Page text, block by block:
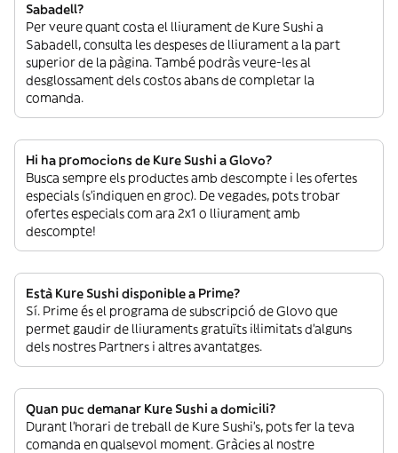
Sabadell?
Per veure quant costa el lliurament de Kure Sushi a
Sabadell, consulta les despeses de lliurament a la part
superior de la pàgina. També podràs veure-les al
desglossament dels costos abans de completar la
comanda.
Hi ha promocions de Kure Sushi a Glovo?
Busca sempre els productes amb descompte i les ofertes
especials (s’indiquen en groc). De vegades, pots trobar
ofertes especials com ara 2x1 o lliurament amb
descompte!
Està Kure Sushi disponible a Prime?
Sí. Prime és el programa de subscripció de Glovo que
permet gaudir de lliuraments gratuïts il·limitats d’alguns
dels nostres Partners i altres avantatges.
Quan puc demanar Kure Sushi a domicili?
Durant l’horari de treball de Kure Sushi’s, pots fer la teva
comanda en qualsevol moment. Gràcies al nostre